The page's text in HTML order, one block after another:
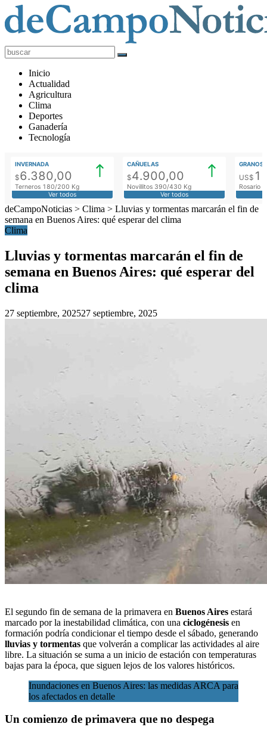
deCampoNoticias
Actualidad
Agropecuaria
Inicio
Actualidad
Agricultura
Clima
Deportes
Ganadería
Tecnología
INVERNADA
$6.380,00
Terneros 180/200 Kg
Ver todos
CAÑUELAS
$4.900,00
Novillitos 390/430 Kg
Ver todos
GRANOS
US$
Rosario
deCampoNoticias > Clima > Lluvias y tormentas marcarán el fin de
semana en Buenos Aires: qué esperar del clima
Clima
Lluvias y tormentas marcarán el fin de
semana en Buenos Aires: qué esperar del
clima
27 septiembre, 202527 septiembre, 2025
El segundo fin de semana de la primavera en Buenos Aires estará
marcado por la inestabilidad climática, con una ciclogénesis en
formación podría condicionar el tiempo desde el sábado, generando
lluvias y tormentas que volverán a complicar las actividades al aire
libre. La situación se suma a un inicio de estación con temperaturas
bajas para la época, que siguen lejos de los valores históricos.
Inundaciones en Buenos Aires: las medidas ARCA para
los afectados en detalle
Un comienzo de primavera que no despega